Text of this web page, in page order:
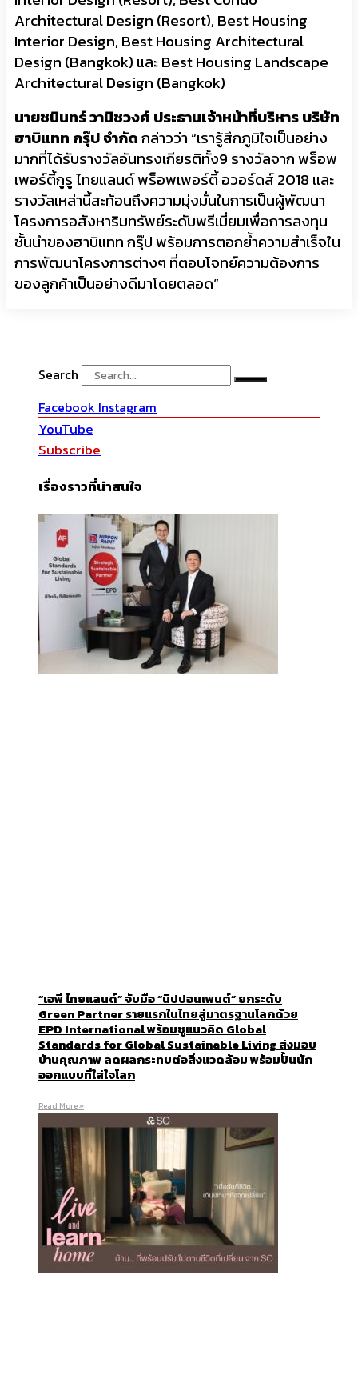
Architectural Design (Resort), Best Housing
Interior Design, Best Housing Architectural
Design (Bangkok) และ Best Housing Landscape
Architectural Design (Bangkok)
นายชนินทร์ วานิชวงศ์ ประธานเจ้าหน้าที่บริหารบริษัท
ฮาบิแทท กรุ๊ป จำกัดกล่าวว่า “เรารู้สึกภูมิใจเป็นอย่าง
มากที่ได้รับรางวัลอันทรงเกียรติทั้ง9 รางวัลจาก พร็อพ
เพอร์ตี้กูรู ไทยแลนด์ พร็อพเพอร์ตี้ อวอร์ดส์ 2018 และ
รางวัลเหล่านี้สะท้อนถึงความมุ่งมั่นในการเป็นผู้พัฒนา
โครงการอสังหาริมทรัพย์ระดับพรีเมี่ยมเพื่อการลงทุน
ชั้นนำของฮาบิแทท กรุ๊ป พร้อมการตอกย้ำความสำเร็จใน
การพัฒนาโครงการต่างๆ ที่ตอบโจทย์ความต้องการ
ของลูกค้าเป็นอย่างดีมาโดยตลอด”
Search
Facebook Instagram
YouTube
Subscribe
เรื่องราวที่น่าสนใจ
“เอพี ไทยแลนด์” จับมือ “นิปปอนเพนต์” ยกระดับ
Green Partner รายแรกในไทยสู่มาตรฐานโลกด้วย
EPD International พร้อมชูแนวคิด Global
Standards for Global Sustainable Living ส่งมอบ
บ้านคุณภาพ ลดผลกระทบต่อสิ่งแวดล้อม พร้อมปั้นนัก
ออกแบบที่ใส่ใจโลก
Read More »